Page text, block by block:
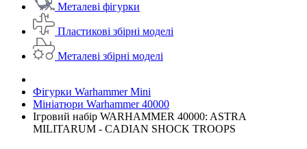
Металеві фігурки
Пластикові збірні моделі
Металеві збірні моделі
Фігурки Warhammer Mini
Мініатюри Warhammer 40000
Ігровий набір WARHAMMER 40000: ASTRA
MILITARUM - CADIAN SHOCK TROOPS